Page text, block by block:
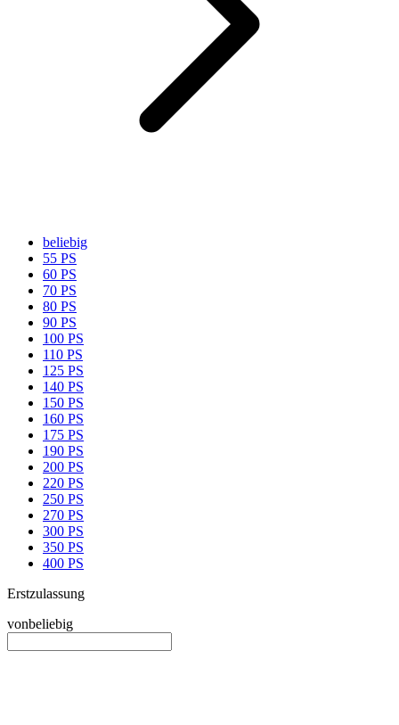
beliebig
55 PS
60 PS
70 PS
80 PS
90 PS
100 PS
110 PS
125 PS
140 PS
150 PS
160 PS
175 PS
190 PS
200 PS
220 PS
250 PS
270 PS
300 PS
350 PS
400 PS
Erstzulassung
vonbeliebig